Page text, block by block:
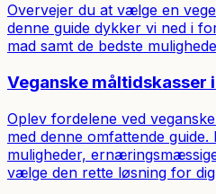
Overvejer du at vælge en
denne guide dykker vi ned i
mad samt de bedste
Veganske måltidskasser
Oplev fordelene ved
med denne omfattende guide.
muligheder,
vælge den rette løsning for